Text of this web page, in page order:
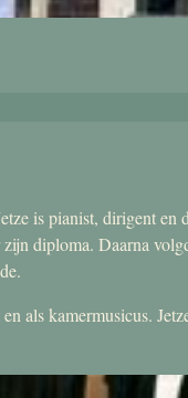
is pianist, dirigent
diploma. Daarna
als kamermusicus.